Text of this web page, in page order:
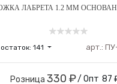
остаток: 141 арт.:
Розница 330 ₽/ Опт 87